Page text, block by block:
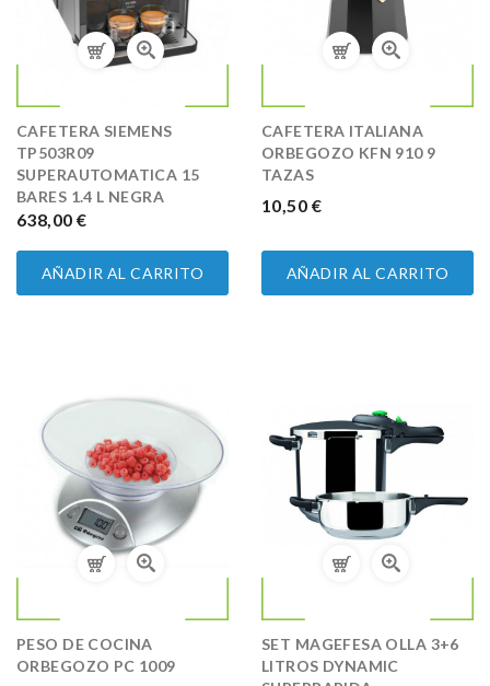
CAFETERA SIEMENS
TP503R09
SUPERAUTOMATICA 15
BARES 1.4 L NEGRA
PRECIO
638,00 €
AÑADIR AL CARRITO
CAFETERA ITALIANA
ORBEGOZO KFN 910 9
TAZAS
PRECIO
10,50 €
AÑADIR AL CARRITO
PESO DE COCINA
ORBEGOZO PC 1009
SET MAGEFESA OLLA 3+6
LITROS DYNAMIC